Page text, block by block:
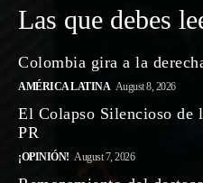
Las que debes
Colombia gira a la
AMÉRICA LATINA August 8, 2026
El Colapso Silencioso de
PR
¡OPINIÓN! August 7, 2026